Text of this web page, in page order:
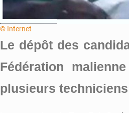
© Internet
Le dépôt des
Fédération
plusieurs